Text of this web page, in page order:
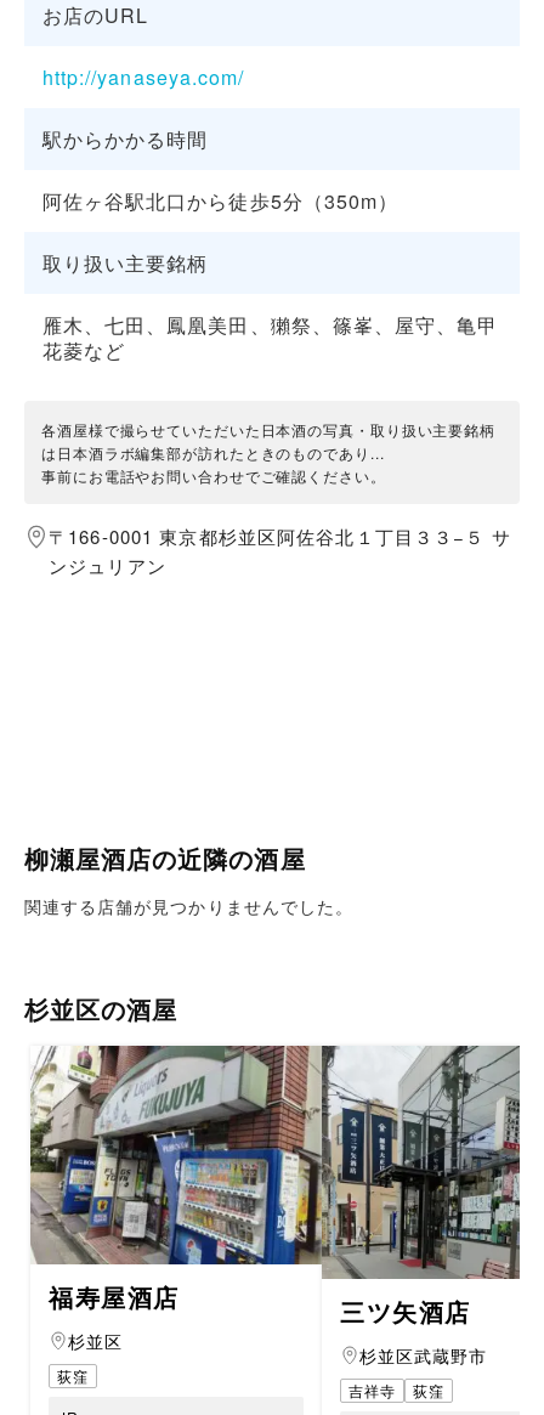
お店のURL
http://yanaseya.com/
駅からかかる時間
阿佐ヶ谷駅北口から徒歩5分（350m）
取り扱い主要銘柄
雁木、七田、鳳凰美田、獺祭、篠峯、屋守、亀甲
花菱など
各酒屋様で撮らせていただいた日本酒の写真・取り扱い主要銘柄
は日本酒ラボ編集部が訪れたときのものであり...
事前にお電話やお問い合わせでご確認ください。
〒166-0001 東京都杉並区阿佐谷北１丁目３３−５ サ
ンジュリアン
柳瀬屋酒店の近隣の酒屋
関連する店舗が見つかりませんでした。
杉並区の酒屋
福寿屋酒店
杉並区
荻窪
三ツ矢酒店
杉並区武蔵野市
吉祥寺 荻窪